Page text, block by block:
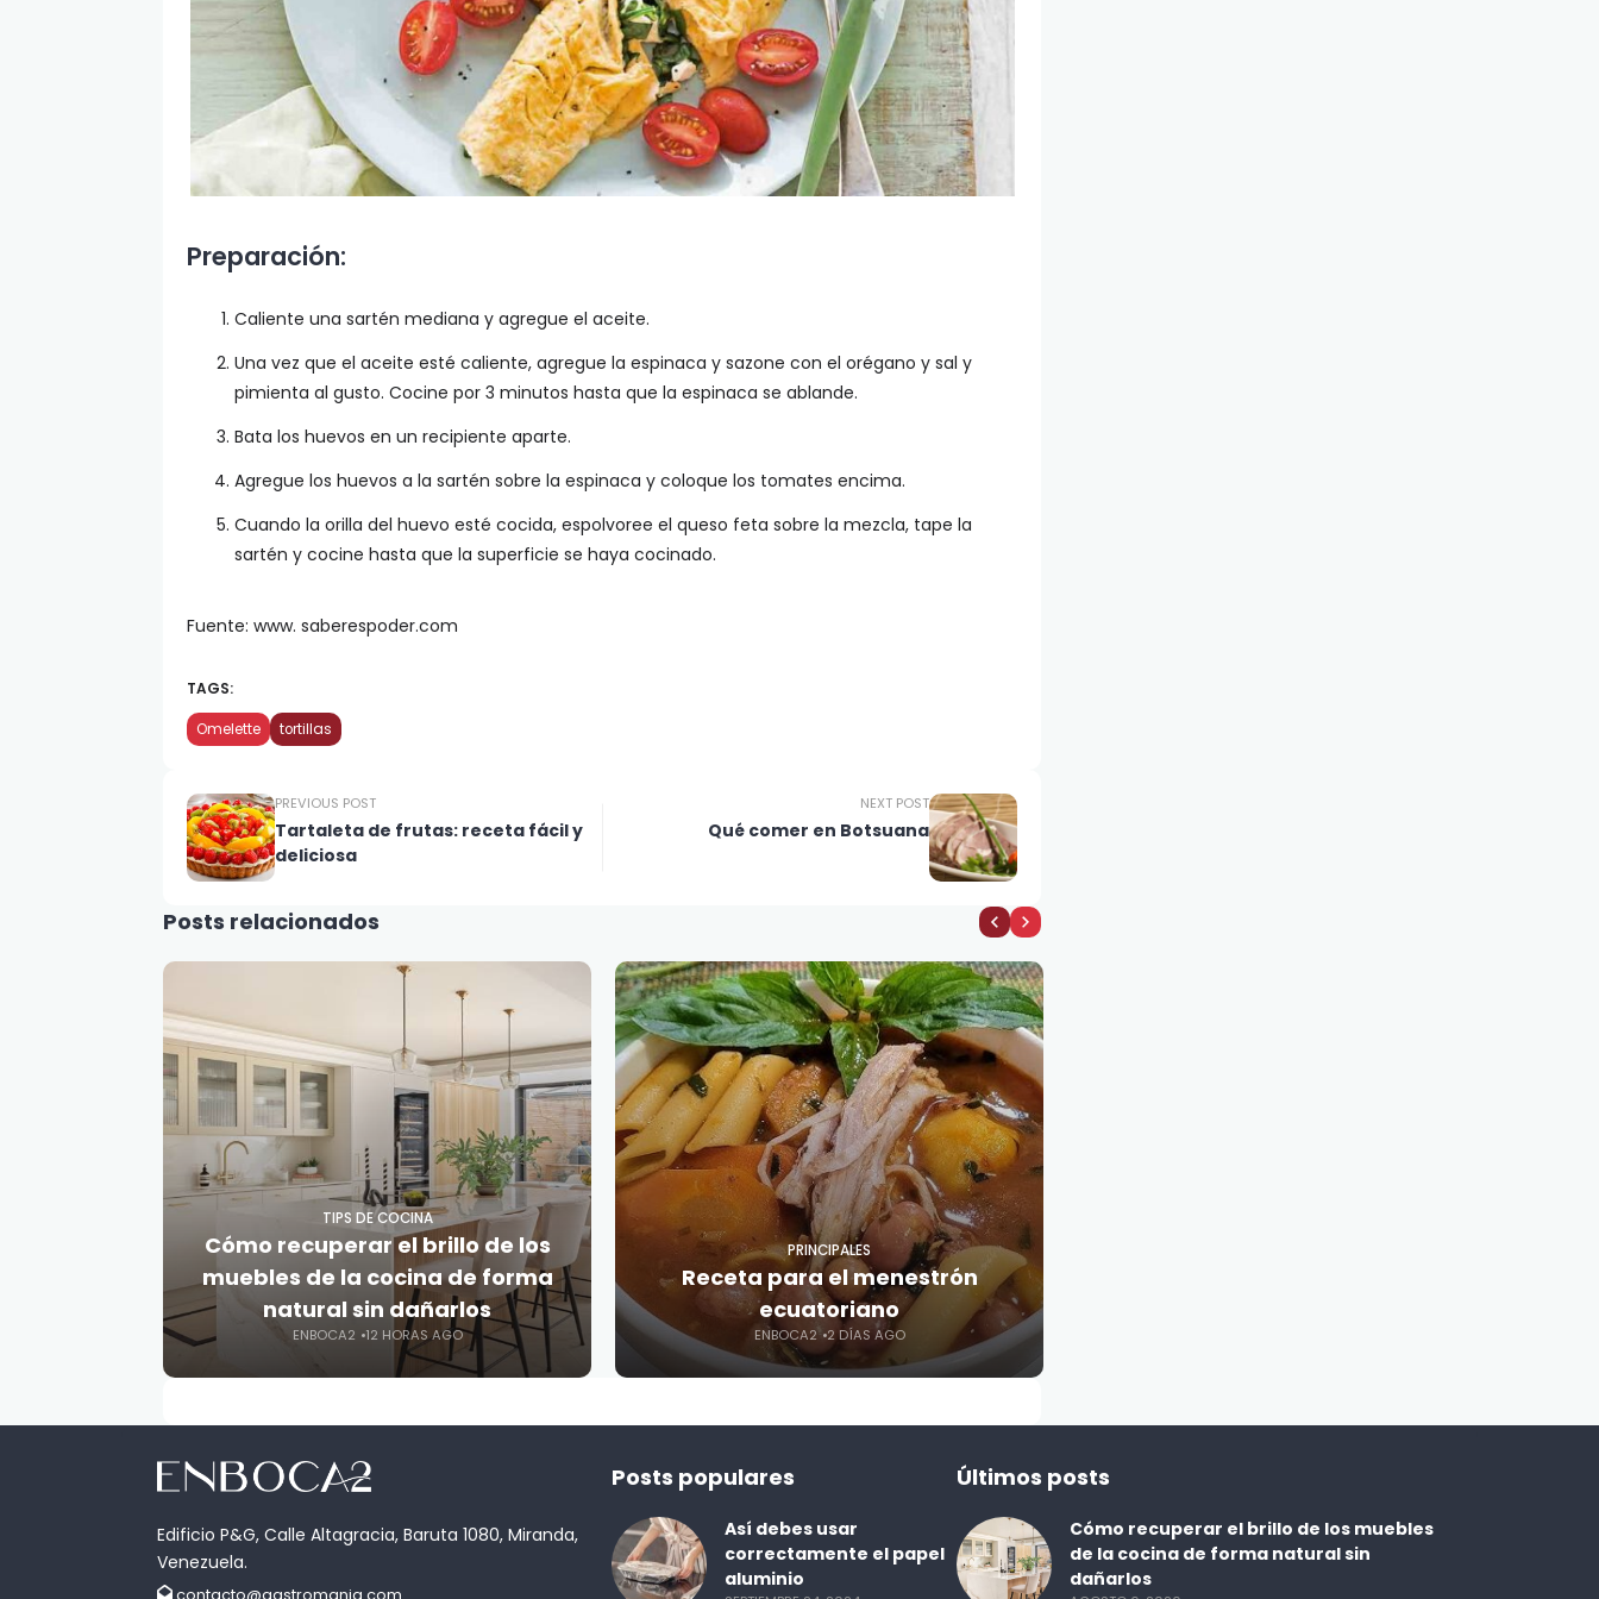
Preparación:
Caliente una sartén mediana y agregue el aceite.
Una vez que el aceite esté caliente, agregue la espinaca y sazone con el orégano y sal y
pimienta al gusto. Cocine por 3 minutos hasta que la espinaca se ablande.
Bata los huevos en un recipiente aparte.
Agregue los huevos a la sartén sobre la espinaca y coloque los tomates encima.
Cuando la orilla del huevo esté cocida, espolvoree el queso feta sobre la mezcla, tape la
sartén y cocine hasta que la superficie se haya cocinado.
Fuente: www. saberespoder.com
TAGS:
Omelette tortillas
PREVIOUS POST
Tartaleta de frutas: receta fácil y
deliciosa
NEXT POST
Qué comer en Botsuana
Posts relacionados
TIPS DE COCINA
Cómo recuperar el brillo de los
muebles de la cocina de forma
natural sin dañarlos
ENBOCA2 12 HORAS AGO
PRINCIPALES
Receta para el menestrón
ecuatoriano
ENBOCA2 2 DÍAS AGO
Edificio P&G, Calle Altagracia, Baruta 1080, Miranda,
Venezuela.
contacto@gastromania.com
Posts populares
Así debes usar
correctamente el papel
aluminio
Últimos posts
Cómo recuperar el brillo de los muebles
de la cocina de forma natural sin
dañarlos